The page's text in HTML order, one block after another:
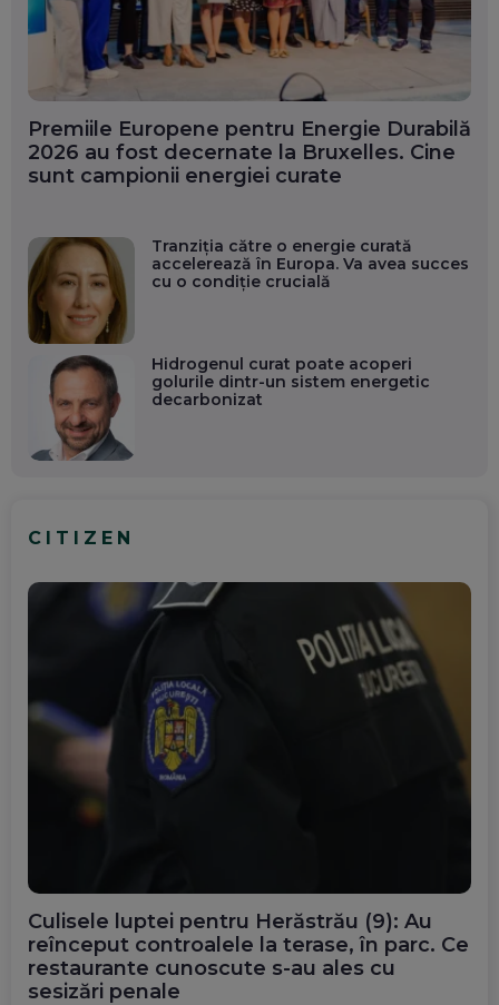
Premiile Europene pentru Energie Durabilă
2026 au fost decernate la Bruxelles. Cine
sunt campionii energiei curate
Tranziția către o energie curată
accelerează în Europa. Va avea succes
cu o condiție crucială
Hidrogenul curat poate acoperi
golurile dintr-un sistem energetic
decarbonizat
CITIZEN
Culisele luptei pentru Herăstrău (9): Au
reînceput controalele la terase, în parc. Ce
restaurante cunoscute s-au ales cu
sesizări penale